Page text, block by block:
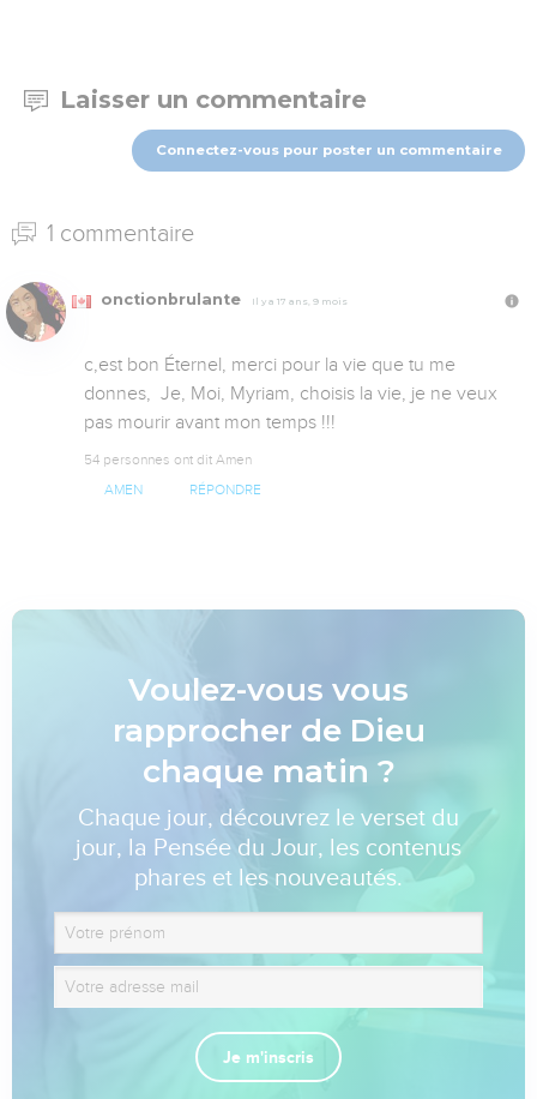
Laisser un commentaire
Connectez-vous pour poster un commentaire
1 commentaire
onctionbrulante Il y a 17 ans, 9 mois
c,est bon Éternel, merci pour la vie que tu me
donnes,  Je, Moi, Myriam, choisis la vie, je ne veux
pas mourir avant mon temps !!!
54 personnes ont dit Amen
AMEN RÉPONDRE
Voulez-vous vous
rapprocher de Dieu
chaque matin ?
Chaque jour, découvrez le verset du
jour, la Pensée du Jour, les contenus
phares et les nouveautés.
Je m'inscris